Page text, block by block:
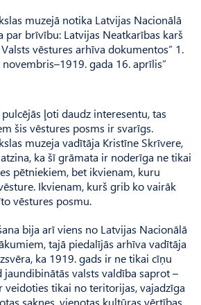
muzejā notika Latvijas Nacionālā
par brīvību: Latvijas Neatkarības karš
vēstures arhīva dokumentos” 1.
gada 16. aprīlis”
ļoti daudz interesentu, tas
šis vēstures posms ir svarīgs.
muzeja vadītāja Kristīne Skrīvere,
ka šī grāmata ir noderīga ne tikai
pētniekiem, bet ikvienam, kuru
Ikvienam, kurš grib ko vairāk
vēstures posmu.
bija arī viens no Latvijas Nacionālā
tajā piedalījās arhīva vadītāja
ka 1919. gads ir ne tikai cīņu
jaundibinātās valsts valdība saprot –
veidoties tikai no teritorijas, vajadzīga
saknes, vienotas kultūras vērtības.